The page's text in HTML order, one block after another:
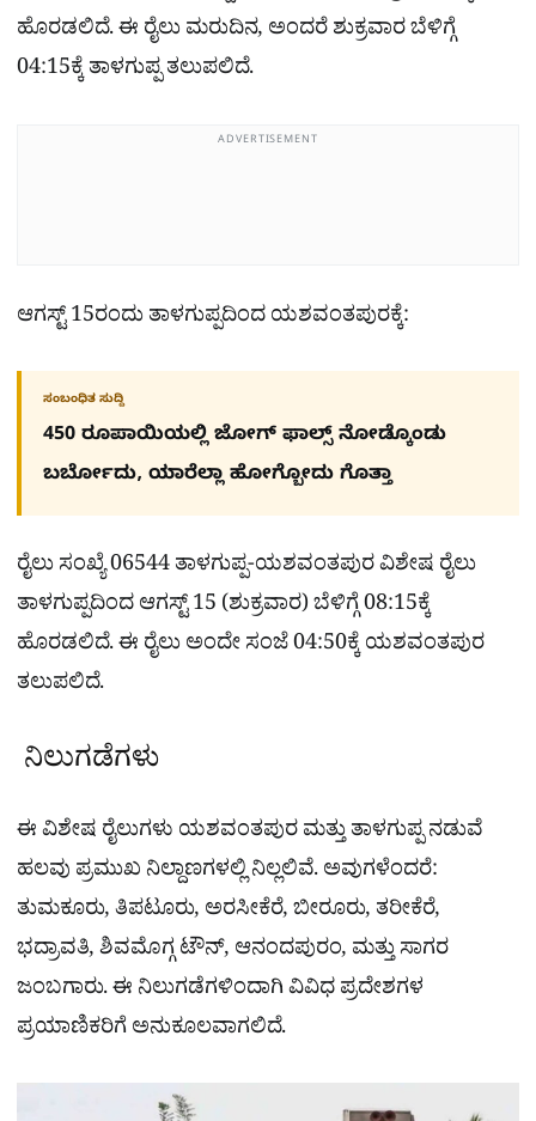
ಹೊರಡಲಿದೆ. ಈ ರೈಲು ಮರುದಿನ, ಅಂದರೆ ಶುಕ್ರವಾರ ಬೆಳಿಗ್ಗೆ
04:15ಕ್ಕೆ ತಾಳಗುಪ್ಪ ತಲುಪಲಿದೆ.
ADVERTISEMENT
ಆಗಸ್ಟ್ 15ರಂದು ತಾಳಗುಪ್ಪದಿಂದ ಯಶವಂತಪುರಕ್ಕೆ:
ಸಂಬಂಧಿತ ಸುದ್ದಿ
450 ರೂಪಾಯಿಯಲ್ಲಿ ಜೋಗ್​ ಫಾಲ್ಸ್​ ನೋಡ್ಕೊಂಡು
ಬರ್ಬೋದು, ಯಾರೆಲ್ಲಾ ಹೋಗ್ಬೋದು ಗೊತ್ತಾ
ರೈಲು ಸಂಖ್ಯೆ 06544 ತಾಳಗುಪ್ಪ-ಯಶವಂತಪುರ ವಿಶೇಷ ರೈಲು
ತಾಳಗುಪ್ಪದಿಂದ ಆಗಸ್ಟ್ 15 (ಶುಕ್ರವಾರ) ಬೆಳಿಗ್ಗೆ 08:15ಕ್ಕೆ
ಹೊರಡಲಿದೆ. ಈ ರೈಲು ಅಂದೇ ಸಂಜೆ 04:50ಕ್ಕೆ ಯಶವಂತಪುರ
ತಲುಪಲಿದೆ.
ನಿಲುಗಡೆಗಳು
ಈ ವಿಶೇಷ ರೈಲುಗಳು ಯಶವಂತಪುರ ಮತ್ತು ತಾಳಗುಪ್ಪ ನಡುವೆ
ಹಲವು ಪ್ರಮುಖ ನಿಲ್ದಾಣಗಳಲ್ಲಿ ನಿಲ್ಲಲಿವೆ. ಅವುಗಳೆಂದರೆ:
ತುಮಕೂರು, ತಿಪಟೂರು, ಅರಸೀಕೆರೆ, ಬೀರೂರು, ತರೀಕೆರೆ,
ಭದ್ರಾವತಿ, ಶಿವಮೊಗ್ಗ ಟೌನ್, ಆನಂದಪುರಂ, ಮತ್ತು ಸಾಗರ
ಜಂಬಗಾರು. ಈ ನಿಲುಗಡೆಗಳಿಂದಾಗಿ ವಿವಿಧ ಪ್ರದೇಶಗಳ
ಪ್ರಯಾಣಿಕರಿಗೆ ಅನುಕೂಲವಾಗಲಿದೆ.